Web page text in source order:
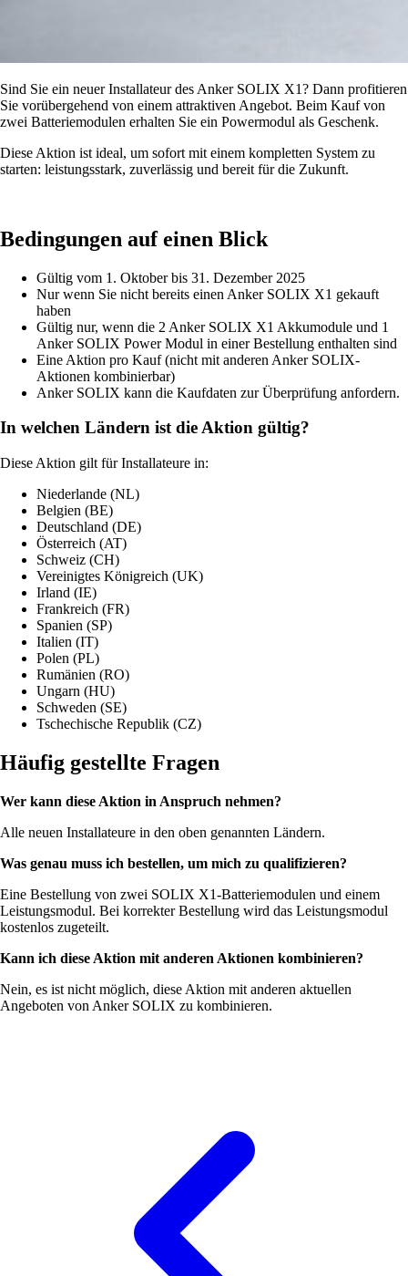
Sind Sie ein neuer Installateur des Anker SOLIX X1? Dann profitieren
Sie vorübergehend von einem attraktiven Angebot. Beim Kauf von
zwei Batteriemodulen erhalten Sie ein Powermodul als Geschenk.
Diese Aktion ist ideal, um sofort mit einem kompletten System zu
starten: leistungsstark, zuverlässig und bereit für die Zukunft.
Bedingungen auf einen Blick
Gültig vom 1. Oktober bis 31. Dezember 2025
Nur wenn Sie nicht bereits einen Anker SOLIX X1 gekauft
haben
Gültig nur, wenn die 2 Anker SOLIX X1 Akkumodule und 1
Anker SOLIX Power Modul in einer Bestellung enthalten sind
Eine Aktion pro Kauf (nicht mit anderen Anker SOLIX-
Aktionen kombinierbar)
Anker SOLIX kann die Kaufdaten zur Überprüfung anfordern.
In welchen Ländern ist die Aktion gültig?
Diese Aktion gilt für Installateure in:
Niederlande (NL)
Belgien (BE)
Deutschland (DE)
Österreich (AT)
Schweiz (CH)
Vereinigtes Königreich (UK)
Irland (IE)
Frankreich (FR)
Spanien (SP)
Italien (IT)
Polen (PL)
Rumänien (RO)
Ungarn (HU)
Schweden (SE)
Tschechische Republik (CZ)
Häufig gestellte Fragen
Wer kann diese Aktion in Anspruch nehmen?
Alle neuen Installateure in den oben genannten Ländern.
Was genau muss ich bestellen, um mich zu qualifizieren?
Eine Bestellung von zwei SOLIX X1-Batteriemodulen und einem
Leistungsmodul. Bei korrekter Bestellung wird das Leistungsmodul
kostenlos zugeteilt.
Kann ich diese Aktion mit anderen Aktionen kombinieren?
Nein, es ist nicht möglich, diese Aktion mit anderen aktuellen
Angeboten von Anker SOLIX zu kombinieren.